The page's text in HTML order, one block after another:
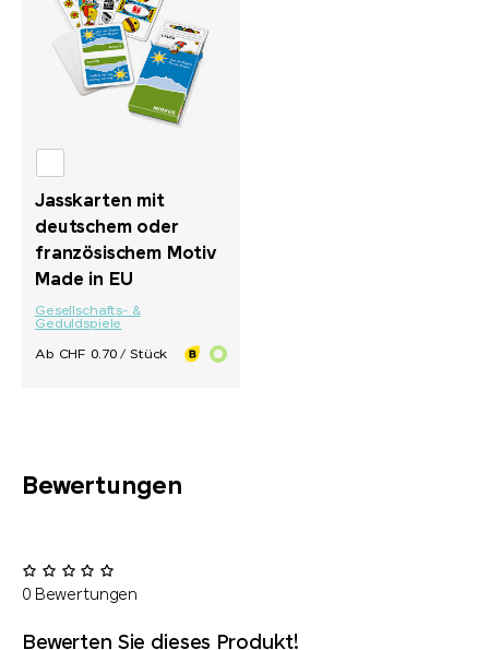
Jasskarten mit
deutschem oder
französischem Motiv
Made in EU
Gesellschafts- &
Geduldspiele
Ab CHF 0.70 / Stück
Bewertungen
0 Bewertungen
Bewerten Sie dieses Produkt!